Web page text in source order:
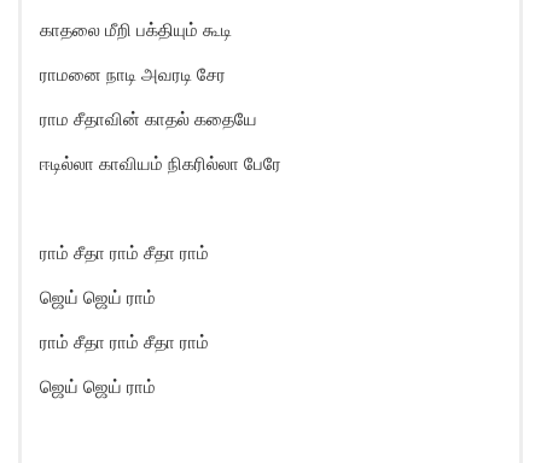
காதலை மீறி பக்தியும் கூடி
ராமனை நாடி அவரடி சேர
ராம சீதாவின் காதல் கதையே
ஈடில்லா காவியம் நிகரில்லா பேரே
ராம் சீதா ராம் சீதா ராம்
ஜெய் ஜெய் ராம்
ராம் சீதா ராம் சீதா ராம்
ஜெய் ஜெய் ராம்